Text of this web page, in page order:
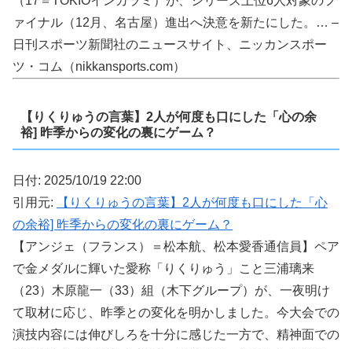
ァイナル（12月、名古屋）進出へ決意を新たにした。… –
日刊スポーツ新聞社のニュースサイト、ニッカンスポー
ツ・コム（nikkansports.com）
【りくりゅうの言葉】2人が何度も口にした「心の余
裕] 昨季からの変化の裏にゲーム？
日付: 2025/10/19 22:00
引用元:
【りくりゅうの言葉】2人が何度も口にした「心
の余裕] 昨季からの変化の裏にゲーム？
【アンジェ（フランス）＝松本航、松本愛香通信員】ペア
で金メダルに輝いた愛称「りくりゅう」こと三浦璃来
（23）木原龍一（33）組（木下グループ）が、一夜明け
て取材に応じ、昨季との変化を明かしました。今大会での
演技内容には伸びしろを十分に感じた一方で、精神面での